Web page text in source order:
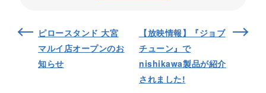
ピロースタンド 大宮
マルイ店オープンのお
知らせ
【放映情報】『ジョブ
チューン』で
nishikawa製品が紹介
されました!